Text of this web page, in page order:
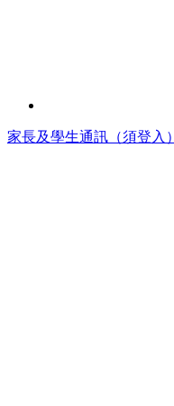
家長及學生通訊（須登入）